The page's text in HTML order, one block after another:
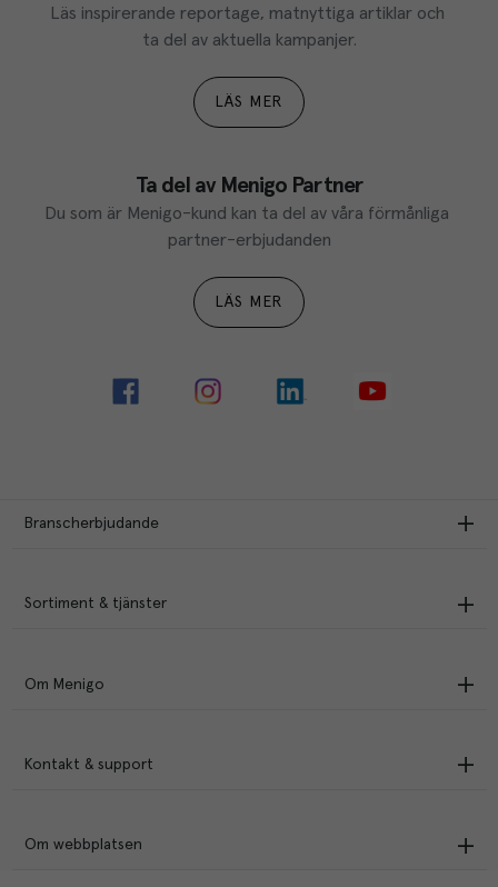
Läs inspirerande reportage, matnyttiga artiklar och
ta del av aktuella kampanjer.
LÄS MER
Ta del av Menigo Partner
Du som är Menigo-kund kan ta del av våra förmånliga
partner-erbjudanden
LÄS MER
Branscherbjudande
Sortiment & tjänster
Om Menigo
Kontakt & support
Om webbplatsen